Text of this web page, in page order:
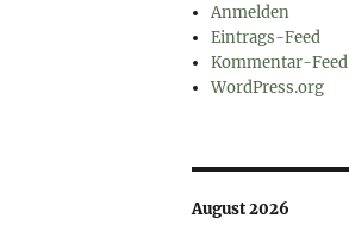
Anmelden
Eintrags-Feed
Kommentar-Feed
WordPress.org
August 2026